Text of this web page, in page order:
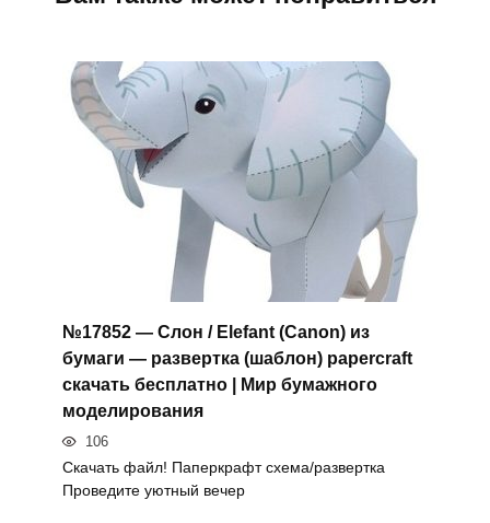
№17852 — Слон / Elefant (Canon) из
бумаги — развертка (шаблон) papercraft
скачать бесплатно | Мир бумажного
моделирования
106
Скачать файл! Паперкрафт схема/развертка
Проведите уютный вечер